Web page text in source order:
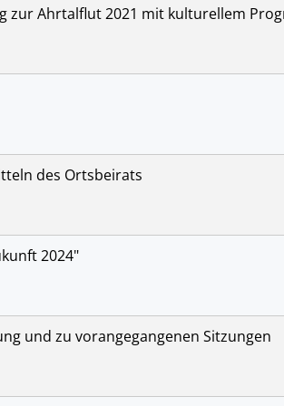
zur Ahrtalflut 2021 mit kulturellem
des Ortsbeirats
2024"
und zu vorangegangenen Sitzungen